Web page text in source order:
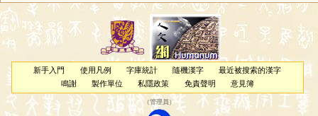
新手入門 使用凡例 字庫統計 隨機漢字
最近被搜索的漢字
鳴謝
製作單位 私隱政策 免責聲明 意見簿
（管理員 ）